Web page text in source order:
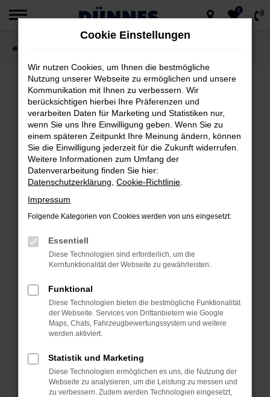
Zum
springen
0
FEHLER: NETWORK ERROR
Beim Laden ist ein Fehler aufgetreten.
Hier sind ein paar Tipps, die dir helfen können:
Überprüfe deine Firewall und deine
Internetverbindung.
Laden andere Webseiten, zum Beispiel
deine Suchmaschine?
Prüfe deine Browsererweiterungen.
Manche Erweiterungen, wie Werbeblocker,
können das Laden bestimmter Seiten
anderen Browser oder in einem privaten
Fenster?
Starte dein Gerät neu.
vorübergehende Probleme zu beheben.
Stelle sicher, dass dein Browser und dein
Betriebssystem auf dem neuesten Stand
Cookie Einstellungen
Wir nutzen Cookies, um Ihnen die bestmögliche
Nutzung unserer Webseite zu ermöglichen und unsere
Kommunikation mit Ihnen zu verbessern. Wir
berücksichtigen hierbei Ihre Präferenzen und
verarbeiten Daten für Marketing und Statistiken nur,
wenn Sie uns Ihre Einwilligung geben. Wenn Sie zu
einem späteren Zeitpunkt Ihre Meinung ändern, können
Sie die Einwilligung jederzeit für die Zukunft widerrufen.
Weitere Informationen zum Umfang der
Datenverarbeitung finden Sie hier:
Datenschutzerklärung Cookie-Richtlinie
Impressum
Folgende Kategorien von Cookies werden von uns eingesetzt:
Essentiell
Diese Technologien sind erforderlich, um die
Kernfunktionalität der Webseite zu gewährleisten.
Funktional
Diese Technologien bieten die bestmögliche Funktionalität
der Webseite. Services von Drittanbietern wie Google
Maps, Chats, Fahrzeugbewertungssystem und weitere
werden aktiviert.
Statistik und Marketing
Diese Technologien ermöglichen es uns, die Nutzung der
Webseite zu analysieren, um die Leistung zu messen und
zu verbessern. Zudem werden Technologien eingesetzt,